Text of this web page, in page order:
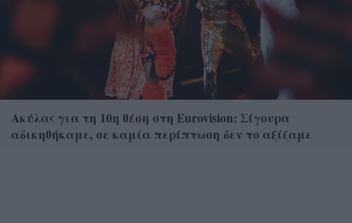
Ακύλας για τη 10η θέση στη Eurovision: Σίγουρα
αδικηθήκαμε, σε καμία περίπτωση δεν το αξίζαμε